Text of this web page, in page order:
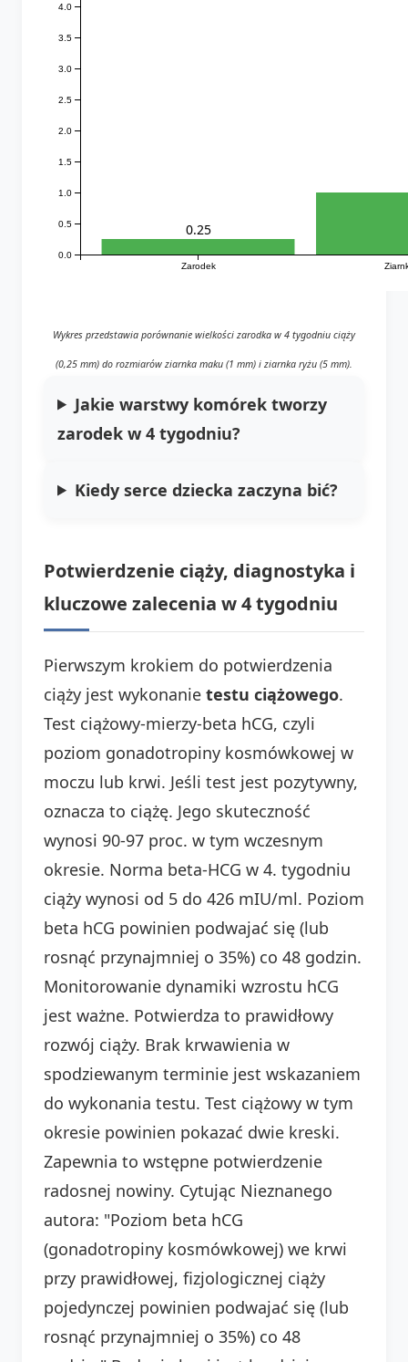
Zarodek
0.0
0.5
1.0
1.5
2.0
2.5
3.0
3.5
4.0
0.25
Wykres przedstawia porównanie wielkości zarodka w 4 tygodniu ciąży
(0,25 mm) do rozmiarów ziarnka maku (1 mm) i ziarnka ryżu (5 mm).
Jakie warstwy komórek tworzy
zarodek w 4 tygodniu?
Kiedy serce dziecka zaczyna bić?
Potwierdzenie ciąży, diagnostyka i
kluczowe zalecenia w 4 tygodniu
Pierwszym krokiem do potwierdzenia
ciąży jest wykonanie testu ciążowego.
Test ciążowy-mierzy-beta hCG, czyli
poziom gonadotropiny kosmówkowej w
moczu lub krwi. Jeśli test jest pozytywny,
oznacza to ciążę. Jego skuteczność
wynosi 90-97 proc. w tym wczesnym
okresie. Norma beta-HCG w 4. tygodniu
ciąży wynosi od 5 do 426 mIU/ml. Poziom
beta hCG powinien podwajać się (lub
rosnąć przynajmniej o 35%) co 48 godzin.
Monitorowanie dynamiki wzrostu hCG
jest ważne. Potwierdza to prawidłowy
rozwój ciąży. Brak krwawienia w
spodziewanym terminie jest wskazaniem
do wykonania testu. Test ciążowy w tym
okresie powinien pokazać dwie kreski.
Zapewnia to wstępne potwierdzenie
radosnej nowiny. Cytując Nieznanego
autora: "Poziom beta hCG
(gonadotropiny kosmówkowej) we krwi
przy prawidłowej, fizjologicznej ciąży
pojedynczej powinien podwajać się (lub
rosnąć przynajmniej o 35%) co 48